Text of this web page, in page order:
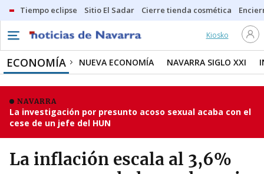
Tiempo eclipse Sitio El Sadar Cierre tienda cosmética
Kiosko
ECONOMÍA NUEVA ECONOMÍA NAVARRA SIGLO XXI
NAVARRA
La investigación por presunto acoso sexual acaba con el
cese de un jefe del HUN
La inflación escala al 3,6%